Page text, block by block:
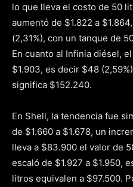
lo que lleva el costo de 50
aumentó de $1.822 a
(2,31%), con un tanque de
En cuanto al Infinia diésel,
$1.903, es decir $48
significa $152.240.
En Shell, la tendencia fue
de $1.660 a $1.678, un
lleva a $83.900 el valor de
escaló de $1.927 a $1.950,
litros equivalen a $97.500.